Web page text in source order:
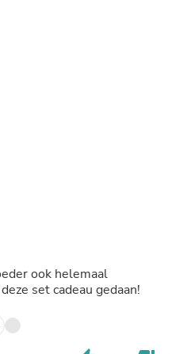
ook helemaal
set cadeau gedaan!